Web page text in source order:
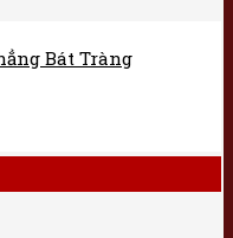
Bát Tràng